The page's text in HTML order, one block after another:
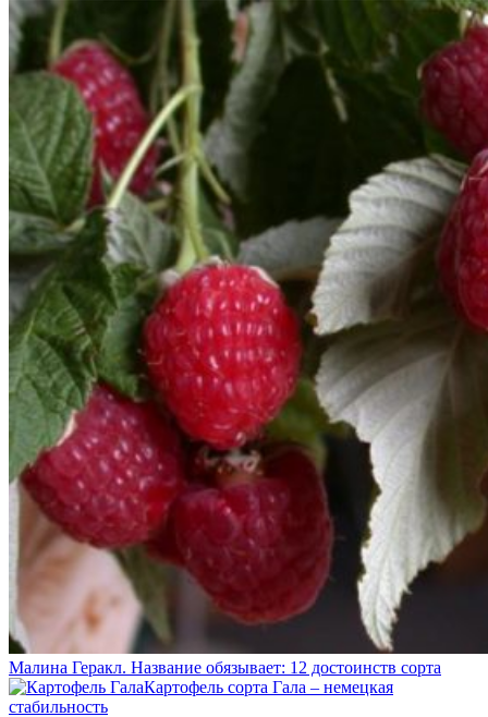
Малина Геракл. Название обязывает: 12 достоинств сорта
Картофель сорта Гала – немецкая
стабильность